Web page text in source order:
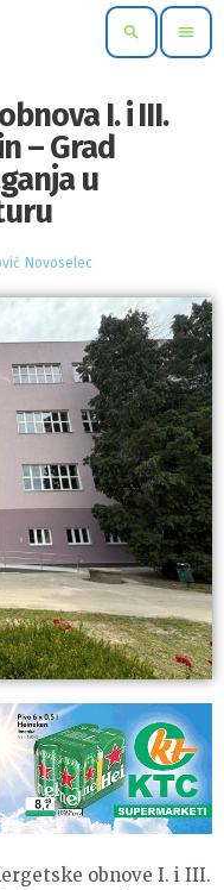
search menu
I. i III.
– Grad
u
Novoselec
obnove I. i III.